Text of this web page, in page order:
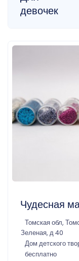
девочек
Чудесная
Томская обл,
Зеленая, д 40
Дом детского
бесплатно